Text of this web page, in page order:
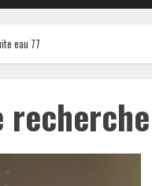
eau 77